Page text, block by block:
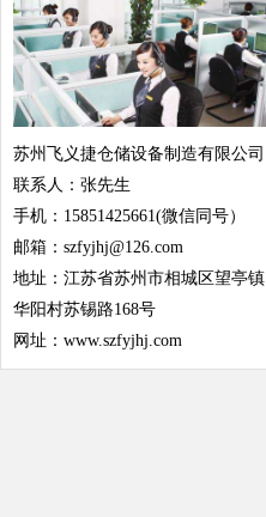
苏州飞义捷仓储设备制造有限公司
联系人：张先生
手机：15851425661(微信同号）
邮箱：szfyjhj@126.com
地址：江苏省苏州市相城区望亭镇
华阳村苏锡路168号
网址：www.szfyjhj.com